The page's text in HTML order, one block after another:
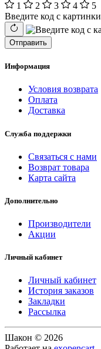
1
2 3 4
5
Введите код с картинки
Отправить
Информация
Условия возврата
Оплата
Доставка
Служба поддержки
Связаться с нами
Возврат товара
Карта сайта
Дополнительно
Производители
Акции
Личный кабинет
Личный кабинет
История заказов
Закладки
Рассылка
Шакон © 2026